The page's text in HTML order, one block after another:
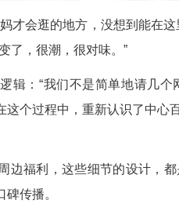
为融合社交、体验、文
首日，中心百货三楼
丝们的阵阵欢呼。这不